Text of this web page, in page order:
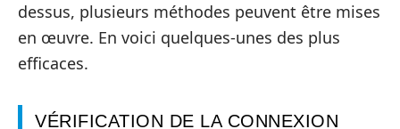
dessus, plusieurs méthodes peuvent être mises
en œuvre. En voici quelques-unes des plus
efficaces.
VÉRIFICATION DE LA CONNEXION